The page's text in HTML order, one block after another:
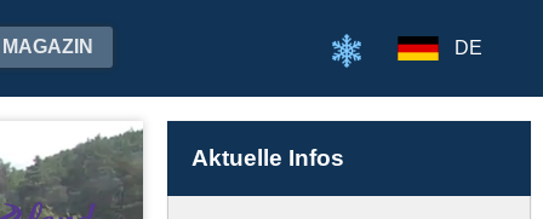
MAGAZIN DE
Aktuelle Infos